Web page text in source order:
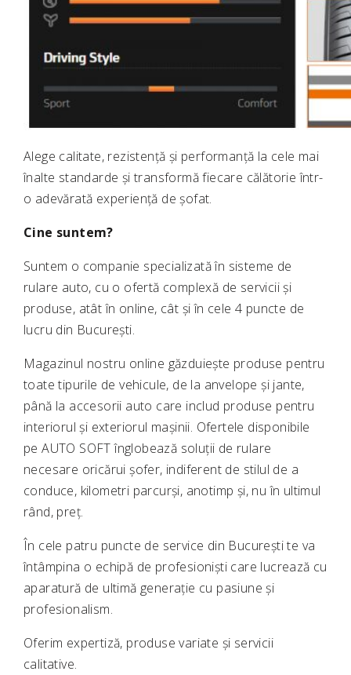
Alege calitate, rezistență și performanță la cele mai
înalte standarde și transformă fiecare călătorie într-
o adevărată experiență de șofat.
Cine suntem?
Suntem o companie specializată în sisteme de
rulare auto, cu o ofertă complexă de servicii și
produse, atât în online, cât și în cele 4 puncte de
lucru din București.
Magazinul nostru online găzduiește produse pentru
toate tipurile de vehicule, de la anvelope și jante,
până la accesorii auto care includ produse pentru
interiorul și exteriorul mașinii. Ofertele disponibile
pe AUTO SOFT înglobează soluții de rulare
necesare oricărui șofer, indiferent de stilul de a
conduce, kilometri parcurși, anotimp și, nu în ultimul
rând, preț.
În cele patru puncte de service din București te va
întâmpina o echipă de profesioniști care lucrează cu
aparatură de ultimă generație cu pasiune și
profesionalism.
Oferim expertiză, produse variate și servicii
calitative.